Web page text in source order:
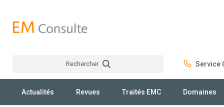
Rechercher Service
Actualités Revues Traités EMC Domaines